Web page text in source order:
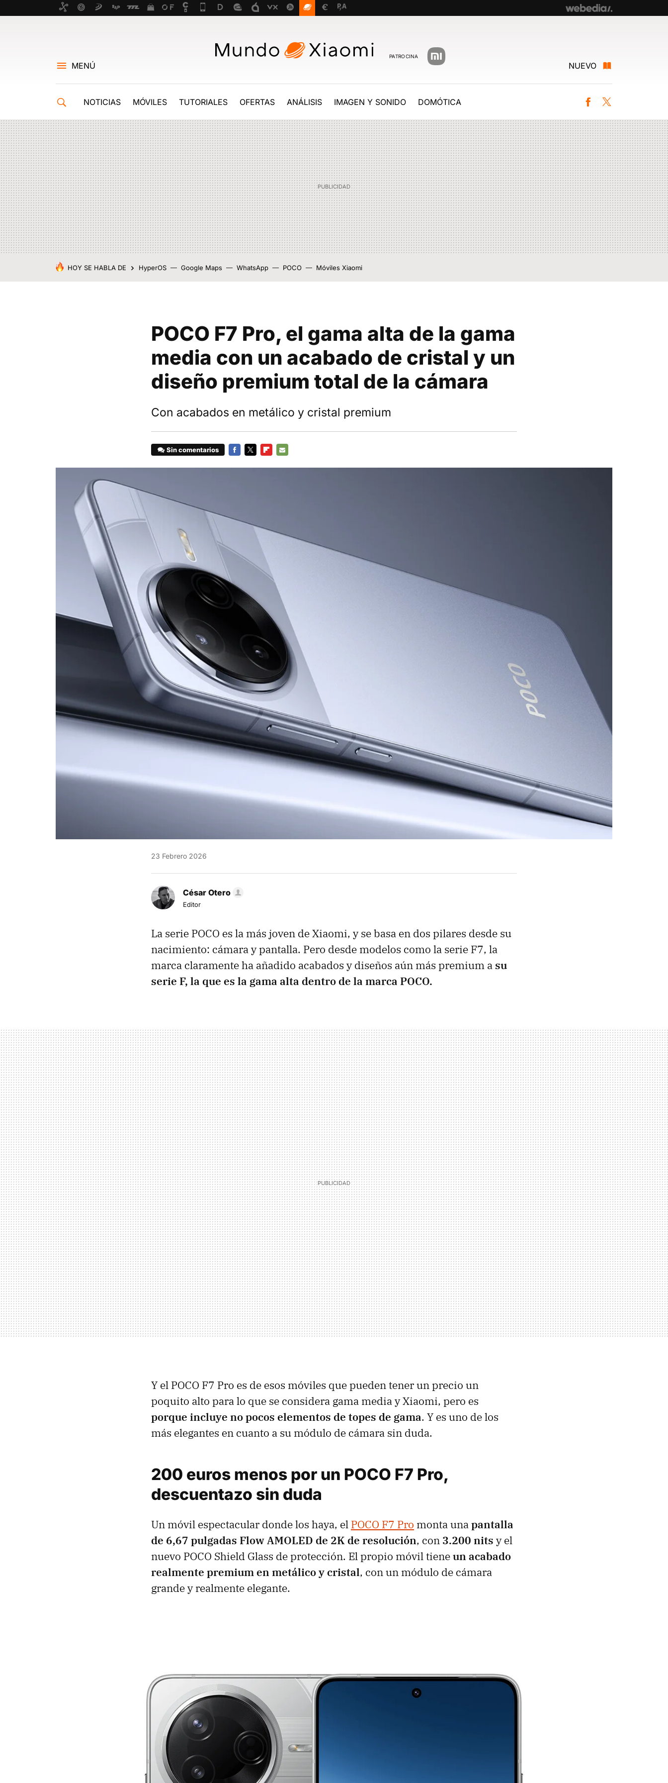
PATROCINA
MENÚ NUEVO
NOTICIAS MÓVILES TUTORIALES OFERTAS ANÁLISIS IMAGEN Y SONIDO DOMÓTICA Facebook
HOY SE HABLA DE HyperOS Google Maps WhatsApp POCO Móviles Xiaomi
POCO F7 Pro, el gama alta de la gama
media con un acabado de cristal y un
diseño premium total de la cámara
Con acabados en metálico y cristal premium
Sin comentarios
23 Febrero 2026
César Otero
Editor
La serie POCO es la más joven de Xiaomi, y se basa en dos pilares desde su
nacimiento: cámara y pantalla. Pero desde modelos como la serie F7, la
marca claramente ha añadido acabados y diseños aún más premium a su
serie F, la que es la gama alta dentro de la marca POCO.
Y el POCO F7 Pro es de esos móviles que pueden tener un precio un
poquito alto para lo que se considera gama media y Xiaomi, pero es
porque incluye no pocos elementos de topes de gama. Y es uno de los
más elegantes en cuanto a su módulo de cámara sin duda.
200 euros menos por un POCO F7 Pro,
descuentazo sin duda
Un móvil espectacular donde los haya, el POCO F7 Pro monta unapantalla
de 6,67 pulgadas Flow AMOLED de 2K de resolución, con 3.200 nits y el
nuevo POCO Shield Glass de protección. El propio móvil tieneun acabado
realmente premium en metálico y cristal, con un módulo de cámara
grande y realmente elegante.